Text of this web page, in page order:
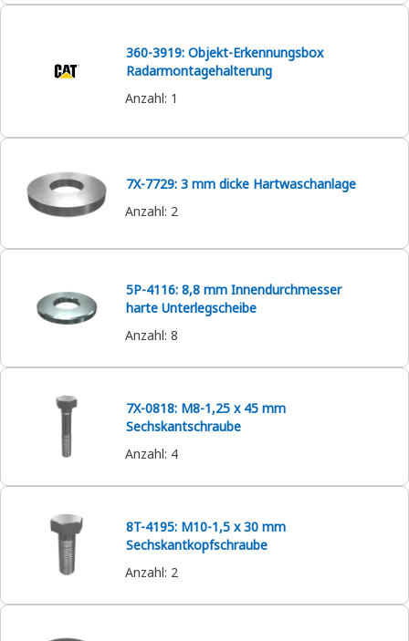
360-3919: Objekt-Erkennungsbox
Radarmontagehalterung
Anzahl: 1
7X-7729: 3 mm dicke Hartwaschanlage
Anzahl: 2
5P-4116: 8,8 mm Innendurchmesser
harte Unterlegscheibe
Anzahl: 8
7X-0818: M8-1,25 x 45 mm
Sechskantschraube
Anzahl: 4
8T-4195: M10-1,5 x 30 mm
Sechskantkopfschraube
Anzahl: 2